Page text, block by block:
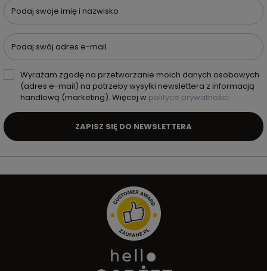
Podaj swoje imię i nazwisko
Podaj swój adres e-mail
Wyrażam zgodę na przetwarzanie moich danych osobowych
(adres e-mail) na potrzeby wysyłki newslettera z informacją
handlową (marketing). Więcej w polityce prywatności.
ZAPISZ SIĘ DO NEWSLETTERA